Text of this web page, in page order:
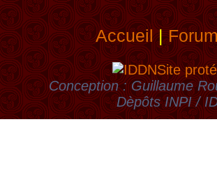
Accueil|
Site
Conception : Guillaume
Dèpôts INPI /